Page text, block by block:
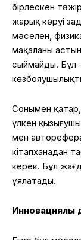
бірлескен
жарық көруі
мәселен,
мақаланың
сыймайды. Бұл
Сонымен қатар,
үлкен
мен
кітапханадан
керек. Бұл
ұялатады.
Инновациялық